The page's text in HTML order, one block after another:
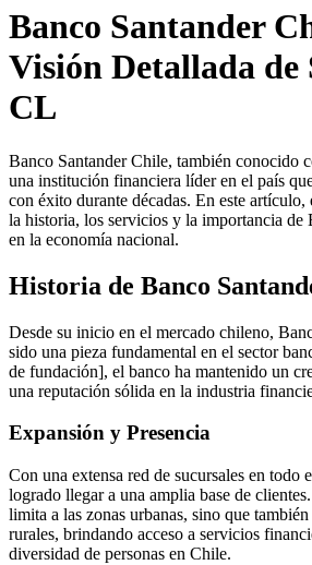
Banco Santander
Visión Detallada de
CL
Banco Santander Chile, también conocido
una institución financiera líder en el país
con éxito durante décadas. En este
la historia, los servicios y la importancia de
en la economía nacional.
Historia de Banco
Desde su inicio en el mercado chileno,
sido una pieza fundamental en el sector
de fundación], el banco ha mantenido un
una reputación sólida en la industria
Expansión y Presencia
Con una extensa red de sucursales en todo
logrado llegar a una amplia base de
limita a las zonas urbanas, sino que también
rurales, brindando acceso a servicios
diversidad de personas en Chile.